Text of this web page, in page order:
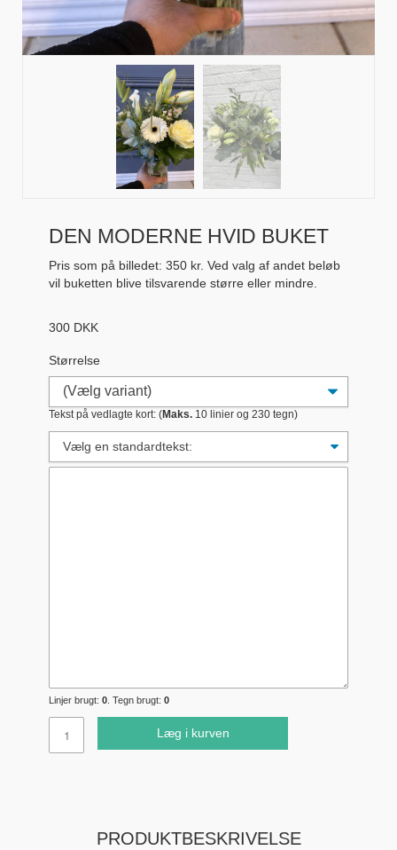
DEN MODERNE HVID BUKET
Pris som på billedet: 350 kr. Ved valg af andet beløb
vil buketten blive tilsvarende større eller mindre.
300 DKK
Størrelse
Tekst på vedlagte kort: (Maks. 10 linier og 230 tegn)
Linjer brugt: 0 . Tegn brugt: 0
Læg i kurven
PRODUKTBESKRIVELSE